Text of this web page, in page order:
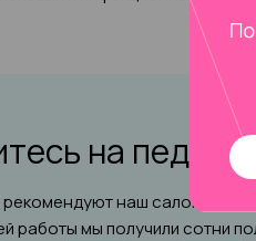
на
наш салон
работы мы получили сотни